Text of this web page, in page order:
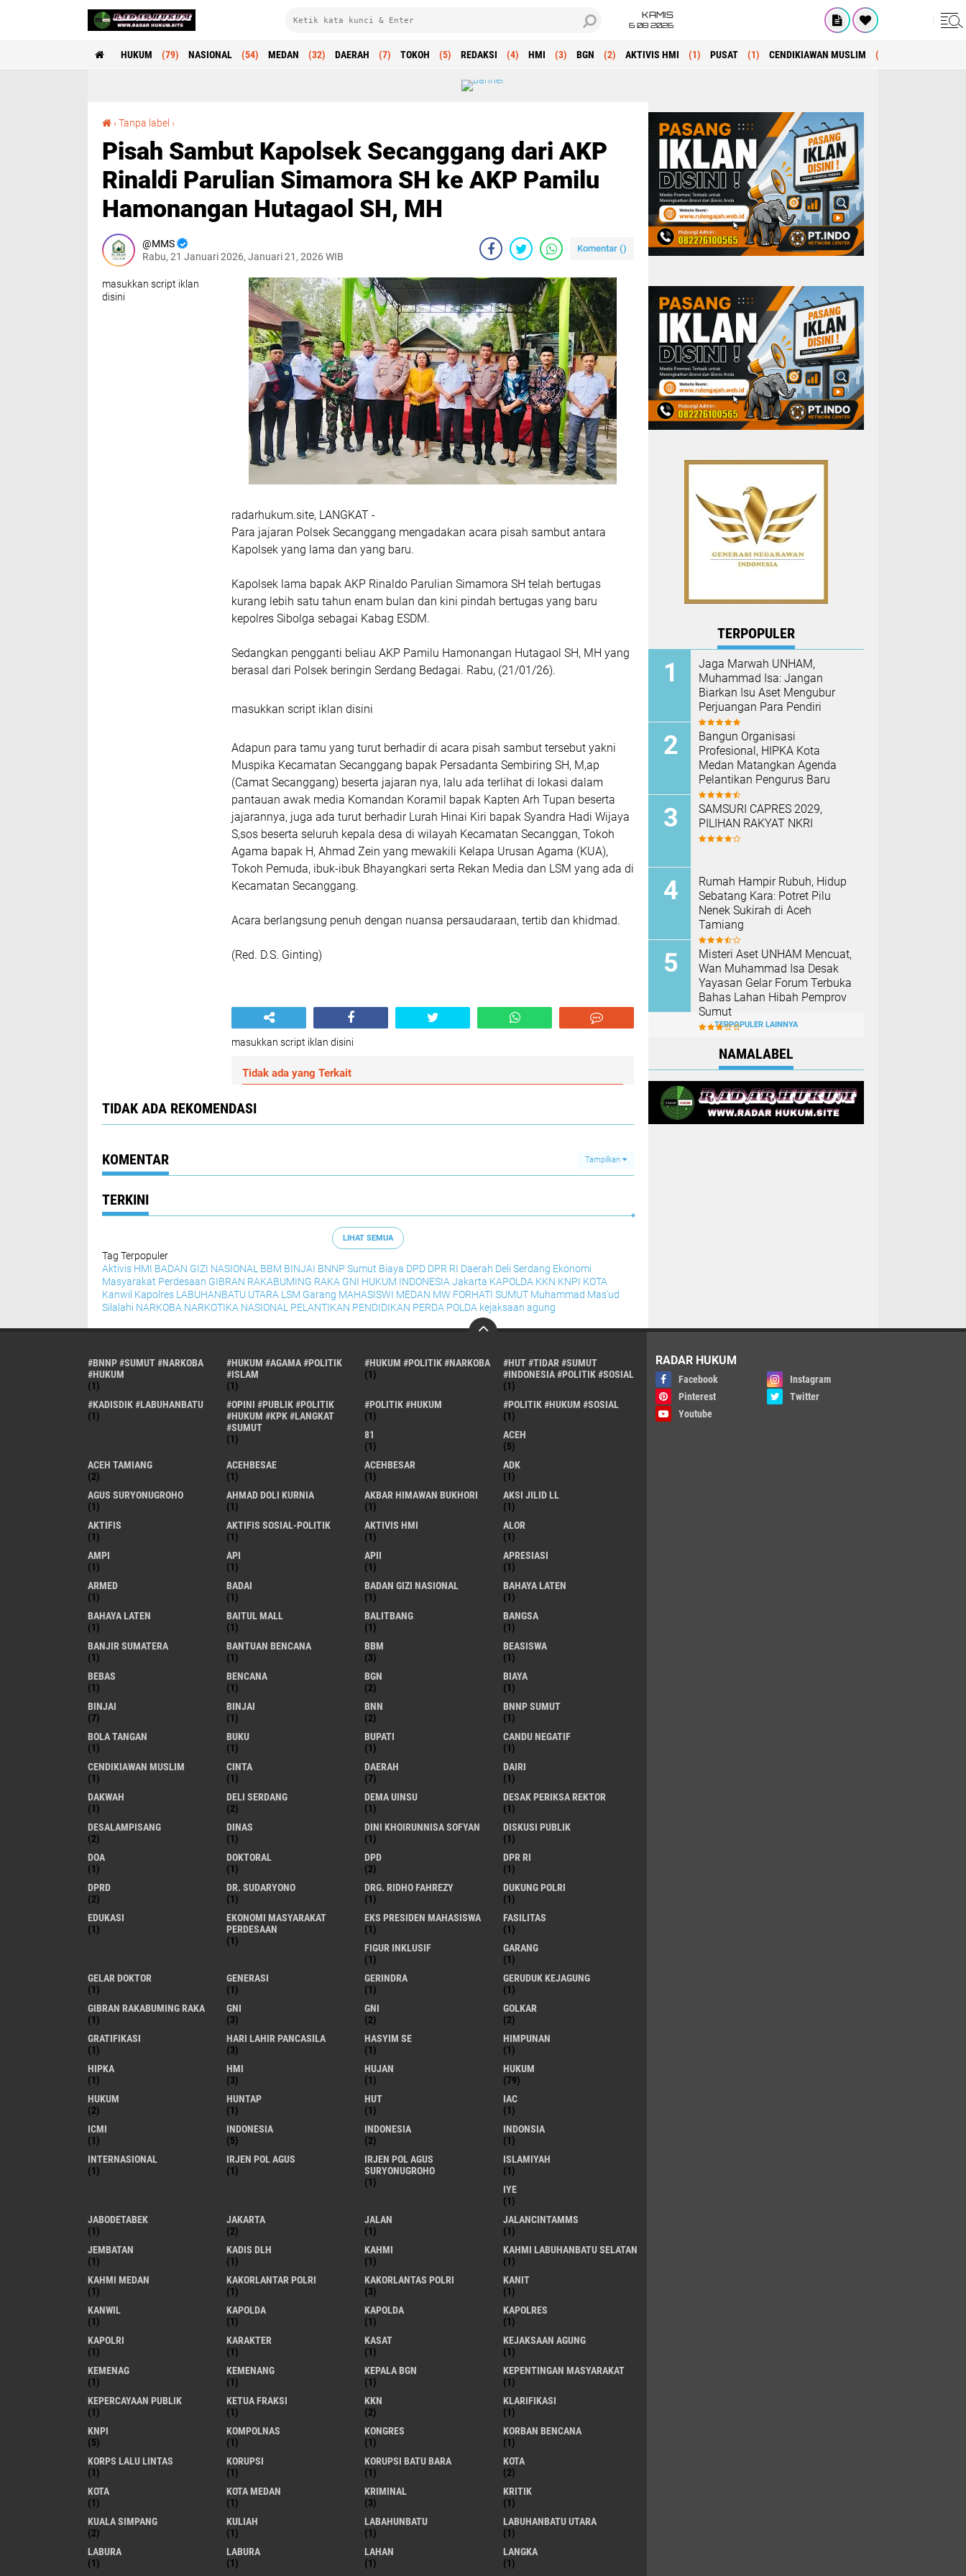
KAMIS
6 08 2026
HUKUM (79) NASIONAL (54) MEDAN (32) DAERAH (7) TOKOH (5) REDAKSI (4) HMI (3) BGN (2) AKTIVIS HMI (1) PUSAT (1) CENDIKIAWAN MUSLIM (1)
›Tanpa label ›
Pisah Sambut Kapolsek Secanggang dari AKP
Rinaldi Parulian Simamora SH ke AKP Pamilu
Hamonangan Hutagaol SH, MH
MMS
Rabu, 21 Januari 2026, Januari 21, 2026 WIB
Komentar ()
masukkan script iklan
disini
radarhukum.site, LANGKAT -
Para jajaran Polsek Secanggang mengadakan acara pisah sambut antara
Kapolsek yang lama dan yang baru.
Kapolsek lama bapak AKP Rinaldo Parulian Simamora SH telah bertugas
kurang lebih satu tahun enam bulan dan kini pindah bertugas yang baru
kepolres Sibolga sebagai Kabag ESDM.
Sedangkan pengganti beliau AKP Pamilu Hamonangan Hutagaol SH, MH yang
berasal dari Polsek beringin Serdang Bedagai. Rabu, (21/01/26).
masukkan script iklan disini
Adapun para tamu yang turut berhadir di acara pisah sambut tersebut yakni
Muspika Kecamatan Secanggang bapak Persadanta Sembiring SH, M,ap
(Camat Secanggang) beserta jajaran nya, lalu ada terlihat di lokasi dalam
pantauan awak media Komandan Koramil bapak Kapten Arh Tupan beserta
jajarannya, juga ada turut berhadir Lurah Hinai Kiri bapak Syandra Hadi Wijaya
S,sos beserta seluruh kepala desa di wilayah Kecamatan Secanggan, Tokoh
Agama bapak H, Ahmad Zein yang mewakili Kelapa Urusan Agama (KUA),
Tokoh Pemuda, ibuk-ibuk Bhayangkari serta Rekan Media dan LSM yang ada di
Kecamatan Secanggang.
Acara berlangsung penuh dengan nuansa persaudaraan, tertib dan khidmad.
(Red. D.S. Ginting)
masukkan script iklan disini
Tidak ada yang Terkait
TIDAK ADA REKOMENDASI
KOMENTAR Tampilkan
TERKINI
LIHAT SEMUA
Tag Terpopuler
Aktivis HMI BADAN GIZI NASIONAL BBM BINJAI BNNP Sumut Biaya DPD DPR RI Daerah Deli Serdang Ekonomi
Masyarakat Perdesaan GIBRAN RAKABUMING RAKA GNI HUKUM INDONESIA Jakarta KAPOLDA KKN KNPI KOTA
Kanwil Kapolres LABUHANBATU UTARA LSM Garang MAHASISWI MEDAN MW FORHATI SUMUT Muhammad Mas'ud
Silalahi NARKOBA NARKOTIKA NASIONAL PELANTIKAN PENDIDIKAN PERDA POLDA kejaksaan agung
TERPOPULER
Jaga Marwah UNHAM,
Muhammad Isa: Jangan
Biarkan Isu Aset Mengubur
Perjuangan Para Pendiri
Bangun Organisasi
Profesional, HIPKA Kota
Medan Matangkan Agenda
Pelantikan Pengurus Baru
SAMSURI CAPRES 2029,
PILIHAN RAKYAT NKRI
Rumah Hampir Rubuh, Hidup
Sebatang Kara: Potret Pilu
Nenek Sukirah di Aceh
Tamiang
Misteri Aset UNHAM Mencuat,
Wan Muhammad Isa Desak
Yayasan Gelar Forum Terbuka
Bahas Lahan Hibah Pemprov
Sumut
TERPOPULER LAINNYA
NAMALABEL
#BNNP #SUMUT #NARKOBA
#HUKUM
(1)
#HUKUM #AGAMA #POLITIK
#ISLAM
(1)
#HUKUM #POLITIK #NARKOBA
(1)
#HUT #TIDAR #SUMUT
#INDONESIA #POLITIK #SOSIAL
(1)
#KADISDIK #LABUHANBATU
(1)
#OPINI #PUBLIK #POLITIK
#HUKUM #KPK #LANGKAT
#SUMUT
(1)
#POLITIK #HUKUM
(1)
#POLITIK #HUKUM #SOSIAL
(1)
81
(1)
ACEH
(5)
ACEH TAMIANG
(2)
ACEHBESAE
(1)
ACEHBESAR
(1)
ADK
(1)
AGUS SURYONUGROHO
(1)
AHMAD DOLI KURNIA
(1)
AKBAR HIMAWAN BUKHORI
(1)
AKSI JILID LL
(1)
AKTIFIS
(1)
AKTIFIS SOSIAL-POLITIK
(1)
AKTIVIS HMI
(1)
ALOR
(1)
AMPI
(1)
API
(1)
APII
(1)
APRESIASI
(1)
ARMED
(1)
BADAI
(1)
BADAN GIZI NASIONAL
(1)
BAHAYA LATEN
(1)
BAHAYA LATEN
(1)
BAITUL MALL
(1)
BALITBANG
(1)
BANGSA
(1)
BANJIR SUMATERA
(1)
BANTUAN BENCANA
(1)
BBM
(3)
BEASISWA
(1)
BEBAS
(1)
BENCANA
(1)
BGN
(2)
BIAYA
(1)
BINJAI
(7)
BINJAI
(1)
BNN
(2)
BNNP SUMUT
(1)
BOLA TANGAN
(1)
BUKU
(1)
BUPATI
(1)
CANDU NEGATIF
(1)
CENDIKIAWAN MUSLIM
(1)
CINTA
(1)
DAERAH
(7)
DAIRI
(1)
DAKWAH
(1)
DELI SERDANG
(2)
DEMA UINSU
(1)
DESAK PERIKSA REKTOR
(1)
DESALAMPISANG
(2)
DINAS
(1)
DINI KHOIRUNNISA SOFYAN
(1)
DISKUSI PUBLIK
(1)
DOA
(1)
DOKTORAL
(1)
DPD
(2)
DPR RI
(1)
DPRD
(2)
DR. SUDARYONO
(1)
DRG. RIDHO FAHREZY
(1)
DUKUNG POLRI
(1)
EDUKASI
(1)
EKONOMI MASYARAKAT
PERDESAAN
(1)
EKS PRESIDEN MAHASISWA
(1)
FASILITAS
(1)
FIGUR INKLUSIF
(1)
GARANG
(1)
GELAR DOKTOR
(1)
GENERASI
(1)
GERINDRA
(1)
GERUDUK KEJAGUNG
(1)
GIBRAN RAKABUMING RAKA
(1)
GNI
(3)
GNI
(2)
GOLKAR
(2)
GRATIFIKASI
(1)
HARI LAHIR PANCASILA
(3)
HASYIM SE
(1)
HIMPUNAN
(1)
HIPKA
(1)
HMI
(3)
HUJAN
(1)
HUKUM
(79)
HUKUM
(2)
HUNTAP
(1)
HUT
(1)
IAC
(1)
ICMI
(1)
INDONESIA
(5)
INDONESIA
(2)
INDONSIA
(1)
INTERNASIONAL
(1)
IRJEN POL AGUS
(1)
IRJEN POL AGUS
SURYONUGROHO
(1)
ISLAMIYAH
(1)
IYE
(1)
JABODETABEK
(1)
JAKARTA
(2)
JALAN
(1)
JALANCINTAMMS
(1)
JEMBATAN
(1)
KADIS DLH
(1)
KAHMI
(1)
KAHMI LABUHANBATU SELATAN
(1)
KAHMI MEDAN
(1)
KAKORLANTAR POLRI
(1)
KAKORLANTAS POLRI
(3)
KANIT
(1)
KANWIL
(1)
KAPOLDA
(1)
KAPOLDA
(1)
KAPOLRES
(1)
KAPOLRI
(1)
KARAKTER
(1)
KASAT
(1)
KEJAKSAAN AGUNG
(1)
KEMENAG
(1)
KEMENANG
(1)
KEPALA BGN
(1)
KEPENTINGAN MASYARAKAT
(1)
KEPERCAYAAN PUBLIK
(1)
KETUA FRAKSI
(1)
KKN
(2)
KLARIFIKASI
(1)
KNPI
(5)
KOMPOLNAS
(1)
KONGRES
(1)
KORBAN BENCANA
(1)
KORPS LALU LINTAS
(1)
KORUPSI
(1)
KORUPSI BATU BARA
(1)
KOTA
(2)
KOTA
(1)
KOTA MEDAN
(1)
KRIMINAL
(3)
KRITIK
(1)
KUALA SIMPANG
(2)
KULIAH
(1)
LABAHUNBATU
(1)
LABUHANBATU UTARA
(1)
LABURA
(1)
LABURA
(1)
LAHAN
(1)
LANGKA
(1)
RADAR HUKUM
Facebook
Instagram
Pinterest
Twitter
Youtube